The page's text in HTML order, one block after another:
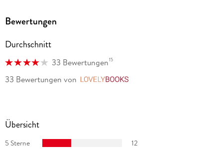
Bewertungen
Durchschnitt
33 Bewertungen15
33 Bewertungen von
Übersicht
5 Sterne
12